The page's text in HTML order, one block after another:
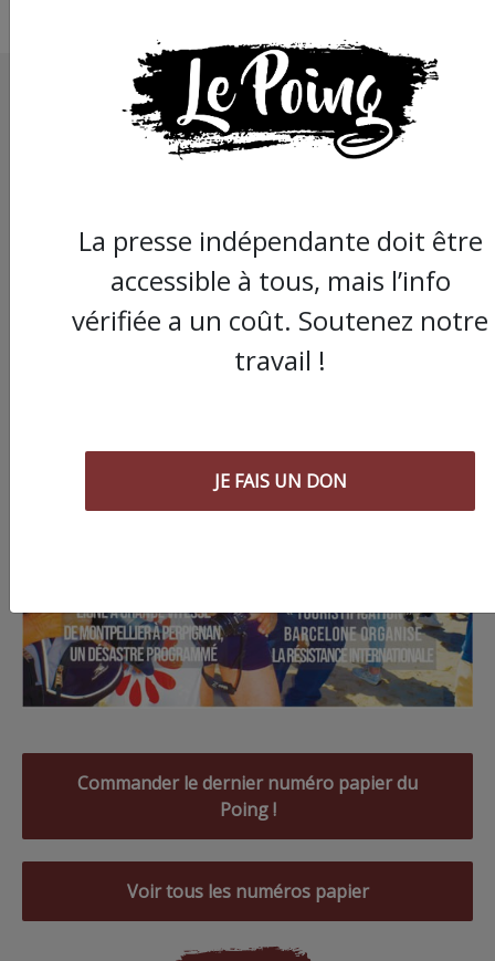
Commander le dernier numéro papier du
Poing !
Voir tous les numéros papier
La presse indépendante doit être
accessible à tous, mais l’info
vérifiée a un coût. Soutenez notre
travail !
JE FAIS UN DON